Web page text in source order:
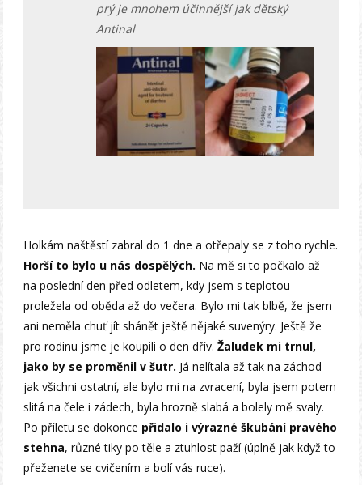
prý je mnohem účinnější jak dětský
Antinal
Holkám naštěstí zabral do 1 dne a otřepaly se z toho rychle.
Horší to bylo u nás dospělých. Na mě si to počkalo až
na poslední den před odletem, kdy jsem s teplotou
proležela od oběda až do večera. Bylo mi tak blbě, že jsem
ani neměla chuť jít shánět ještě nějaké suvenýry. Ještě že
pro rodinu jsme je koupili o den dřív.Žaludek mi trnul,
jako by se proměnil v šutr. Já nelítala až tak na záchod
jak všichni ostatní, ale bylo mi na zvracení, byla jsem potem
slitá na čele i zádech, byla hrozně slabá a bolely mě svaly.
Po příletu se dokonce přidalo i výrazné škubání pravého
stehna, různé tiky po těle a ztuhlost paží (úplně jak když to
přeženete se cvičením a bolí vás ruce).